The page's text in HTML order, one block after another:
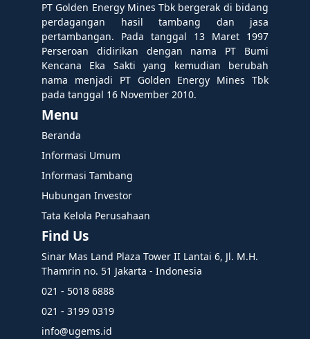
PT Golden Energy Mines Tbk bergerak di bidang
perdagangan hasil tambang dan jasa
pertambangan. Pada tanggal 13 Maret 1997
Perseroan didirikan dengan nama PT Bumi
Kencana Eka Sakti yang kemudian berubah
nama menjadi PT Golden Energy Mines Tbk
pada tanggal 16 November 2010.
Menu
Beranda
Informasi Umum
Informasi Tambang
Hubungan Investor
Tata Kelola Perusahaan
Find Us
Sinar Mas Land Plaza Tower II Lantai 6, Jl. M.H.
Thamrin no. 51 Jakarta - Indonesia
021 - 5018 6888
021 - 3199 0319
info@ugems.id